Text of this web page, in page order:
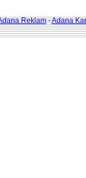
Reklam-Adana